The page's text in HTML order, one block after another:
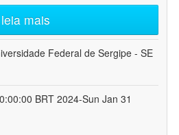
leia mais
Federal de Sergipe - SE
BRT 2024-Sun Jan 31